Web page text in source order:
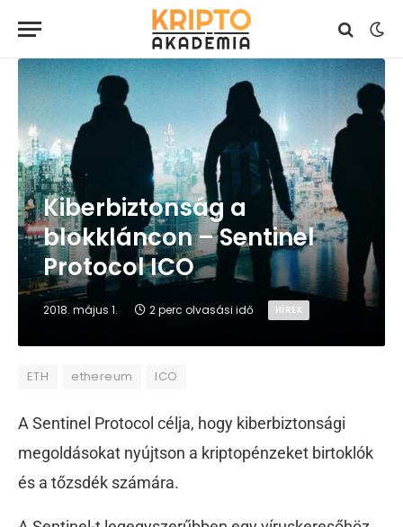
Kiberbiztonság a
blokkláncon – Sentinel
Protocol ICO
2018. május 1. 2 perc olvasási idő HÍREK
ETH ethereum ICO
A Sentinel Protocol célja, hogy kiberbiztonsági
megoldásokat nyújtson a kriptopénzeket birtoklók
és a tőzsdék számára.